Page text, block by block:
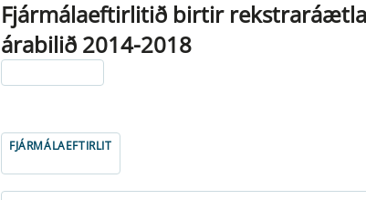
Fjármálaeftirlitið birtir
árabilið 2014-2018
FJÁRMÁLAEFTIRLIT